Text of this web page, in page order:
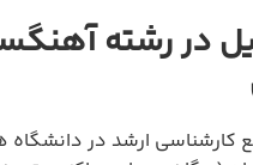
در رشته
ارشد در دانشگاه